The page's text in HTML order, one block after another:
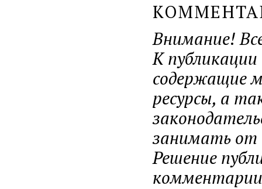
Внимание!
К
содержащие
ресурсы, а
занимать от
Решение